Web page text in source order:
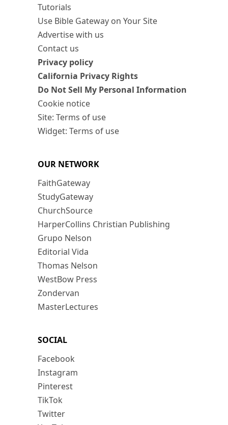
Tutorials
Use Bible Gateway on Your Site
Advertise with us
Contact us
Privacy policy
California Privacy Rights
Do Not Sell My Personal Information
Cookie notice
Site: Terms of use
Widget: Terms of use
OUR NETWORK
FaithGateway
StudyGateway
ChurchSource
HarperCollins Christian Publishing
Grupo Nelson
Editorial Vida
Thomas Nelson
WestBow Press
Zondervan
MasterLectures
SOCIAL
Facebook
Instagram
Pinterest
TikTok
Twitter